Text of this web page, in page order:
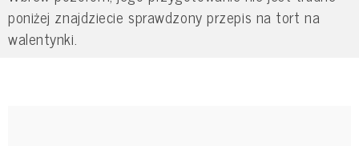
poniżej znajdziecie sprawdzony przepis na tort na
walentynki.